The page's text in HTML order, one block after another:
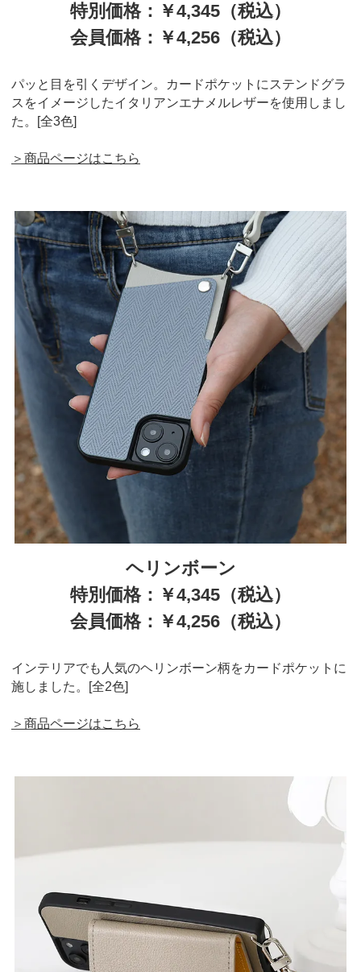
特別価格：￥4,345（税込）
会員価格：￥4,256（税込）
パッと目を引くデザイン。カードポケットにステンドグラ
スをイメージしたイタリアンエナメルレザーを使用しまし
た。[全3色]
＞商品ページはこちら
ヘリンボーン
特別価格：￥4,345（税込）
会員価格：￥4,256（税込）
インテリアでも人気のヘリンボーン柄をカードポケットに
施しました。[全2色]
＞商品ページはこちら